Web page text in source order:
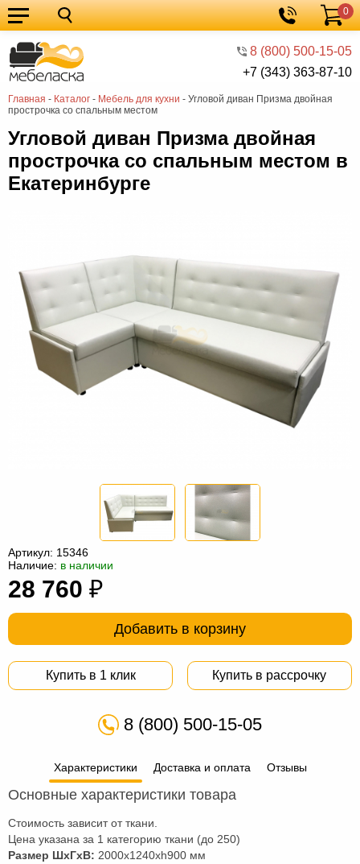
8 (800) 500-15-05
+7 (343) 363-87-10
Корзина
0
Главная - Каталог - Мебель для кухни - Угловой диван Призма двойная
прострочка со спальным местом
Кухонные
гарнитуры
Мебель
для
кухни
Мебель
для
спальни
Кровати
Шкафы
Диваны
Мягкая
гостиную
Мебель
для
прихожей
Столы
Комоды
Офисная
из
ротанга
Садовая
мебель
Косметологическое
оборудование
Угловой диван Призма двойная
прострочка со спальным местом в
Екатеринбурге
Артикул: 15346
Наличие: в наличии
28 760 ₽
Добавить в корзину
Купить в 1 клик Купить в рассрочку
8 (800) 500-15-05
Характеристики Доставка и оплата Отзывы
Основные характеристики товара
Стоимость зависит от ткани.
Цена указана за 1 категорию ткани (до 250)
Размер ШхГхВ: 2000х1240хh900 мм